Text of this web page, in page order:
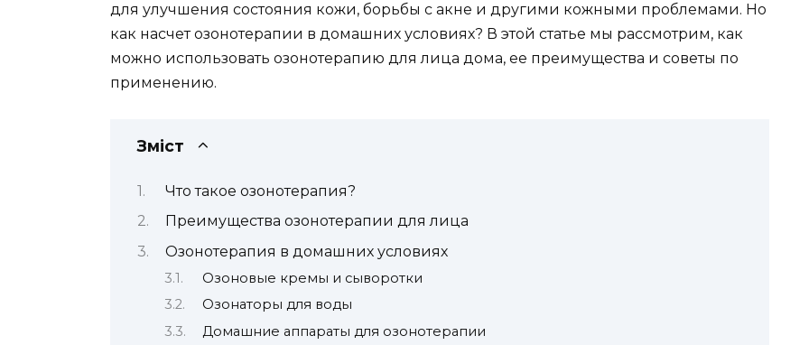
для улучшения состояния кожи, борьбы с акне и другими кожными проблемами. Но
как насчет озонотерапии в домашних условиях? В этой статье мы рассмотрим, как
можно использовать озонотерапию для лица дома, ее преимущества и советы по
применению.
Зміст
Что такое озонотерапия?
Преимущества озонотерапии для лица
Озонотерапия в домашних условиях
Озоновые кремы и сыворотки
Озонаторы для воды
Домашние аппараты для озонотерапии